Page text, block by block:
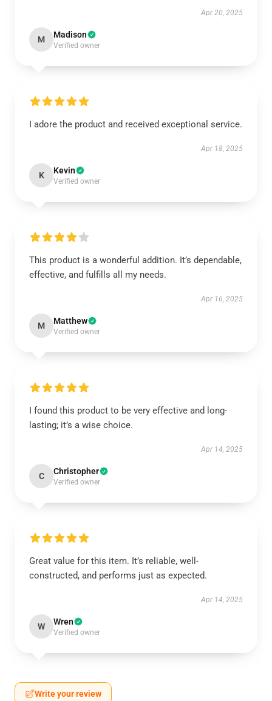
Apr 20, 2025
M Madison
Verified owner
I adore the product and received exceptional service.
Apr 18, 2025
K Kevin
Verified owner
This product is a wonderful addition. It’s dependable,
effective, and fulfills all my needs.
Apr 16, 2025
M Matthew
Verified owner
I found this product to be very effective and long-
lasting; it’s a wise choice.
Apr 14, 2025
C Christopher
Verified owner
Great value for this item. It’s reliable, well-
constructed, and performs just as expected.
Apr 14, 2025
W Wren
Verified owner
Write your review